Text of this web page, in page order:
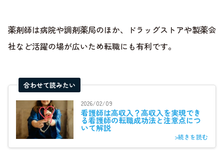
薬剤師は病院や調剤薬局のほか、ドラッグストアや製薬会
社など活躍の場が広いため転職にも有利です。
合わせて読みたい
2026/02/09
看護師は高収入？高収入を実現でき
る看護師の転職成功法と注意点につ
いて解説
>続きを読む